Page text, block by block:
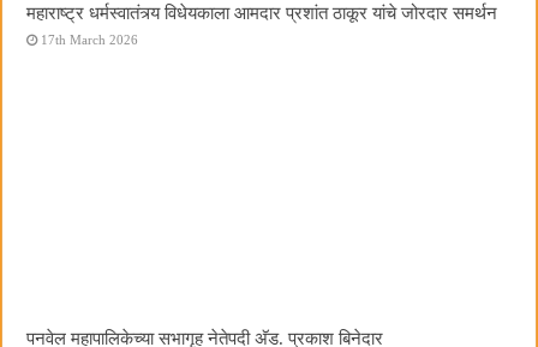
महाराष्ट्र धर्मस्वातंत्र्य विधेयकाला आमदार प्रशांत ठाकूर यांचे जोरदार समर्थन
17th March 2026
पनवेल महापालिकेच्या सभागृह नेतेपदी अ‍ॅड. प्रकाश बिनेदार